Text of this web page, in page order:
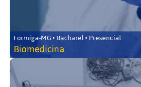
Formiga-MG • Bacharel • Presencial
Biomedicina